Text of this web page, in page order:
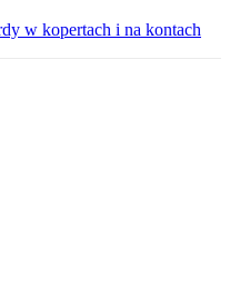
w kopertach i na kontach